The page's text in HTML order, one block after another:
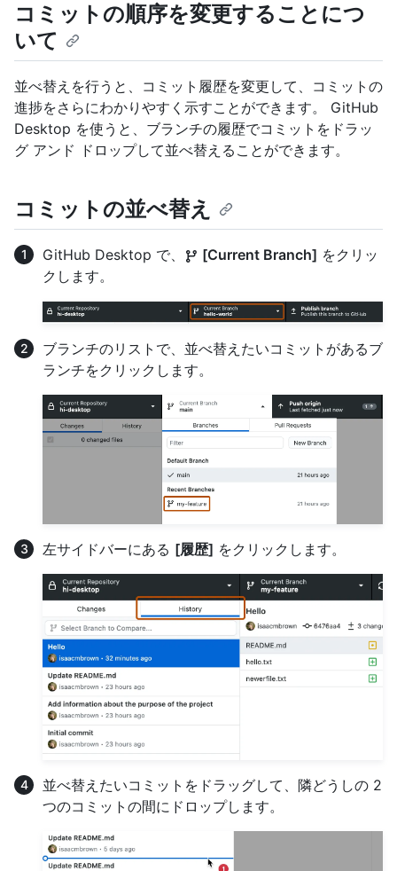
コミットの順序を変更することにつ
いて
並べ替えを行うと、コミット履歴を変更して、コミットの
進捗をさらにわかりやすく示すことができます。 GitHub
Desktop を使うと、ブランチの履歴でコミットをドラッ
グ アンド ドロップして並べ替えることができます。
コミットの並べ替え
GitHub Desktop で、 [Current Branch] をクリッ
クします。
ブランチのリストで、並べ替えたいコミットがあるブ
ランチをクリックします。
左サイドバーにある [履歴] をクリックします。
並べ替えたいコミットをドラッグして、隣どうしの 2
つのコミットの間にドロップします。